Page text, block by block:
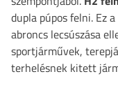
dupla púpos felni. Ez
abroncs lecsúszása
sportjárművek,
terhelésnek kitett